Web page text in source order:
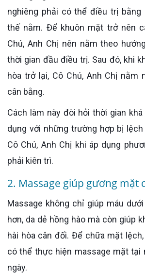
nghiêng phải có thể điều trị
thế nằm. Để khuôn mặt trở nên
Chú, Anh Chị nên nằm theo
thời gian đầu điều trị. Sau đó, khi
hòa trở lại, Cô Chú, Anh Chị nằm
cân bằng.
Cách làm này đòi hỏi thời gian khá dài và chỉ có tác
dụng với những trường hợp bị
Cô Chú, Anh Chị khi áp dụng
phải kiên trì.
2. Massage giúp gương mặt
Massage không chỉ giúp máu dưới da lưu thông tốt
hơn, da dẻ hồng hào mà còn giúp
hài hòa cân đối. Để chữa mặt lệch,
có thể thực hiện massage mặt tại
ngày.